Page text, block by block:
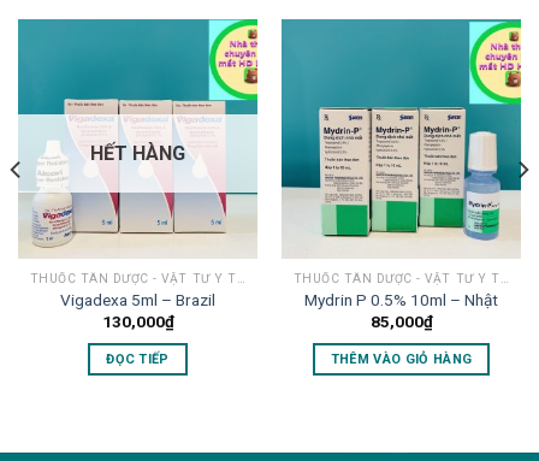
HẾT HÀNG
Vigadexa 5ml – Brazil
130,000₫
ĐỌC TIẾP
Mydrin P 0.5% 10ml – Nhật
85,000₫
THÊM VÀO GIỎ HÀNG